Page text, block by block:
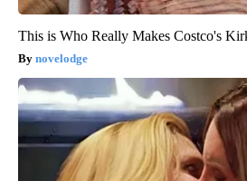
This is Who Really Makes Costco's
novelodge